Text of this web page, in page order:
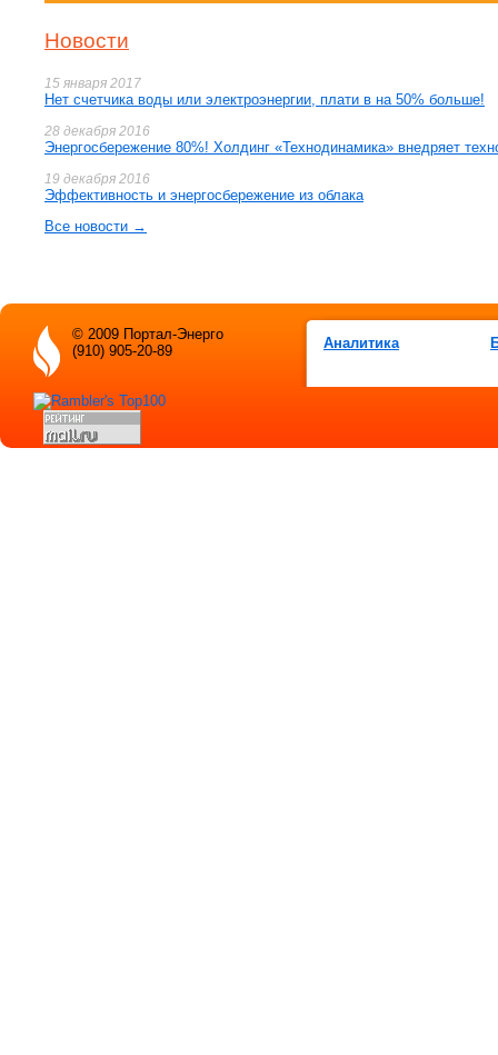
Новости
15 января 2017
Нет счетчика воды или электроэнергии, плати в на 50% больше!
28 декабря 2016
Энергосбережение 80%! Холдинг «Технодинамика» внедряет
19 декабря 2016
Эффективность и энергосбережение из облака
Все новости →
Аналитика
© 2009 Портал-Энерго
(910) 905-20-89